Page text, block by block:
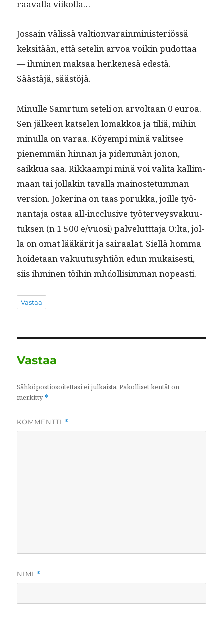
raaval­la viikolla…
Jos­sain välis­sä val­tion­va­rain­min­is­ter­iössä
kek­sitään, että setelin arvoa voikin pudot­taa
— ihmi­nen mak­saa henke­nesä edestä.
Säästäjä, säästöjä.
Min­ulle Sam­r­tum seteli on arvoltaan 0 euroa.
Sen jäl­keen kat­se­len lomakkoa ja tiliä, mihin
min­ul­la on varaa. Köyem­pi minä val­it­see
pienem­män hin­nan ja pidem­män jonon,
saikkua saa. Rikkaampi minä voi vali­ta kallim­
maan tai jol­lakin taval­la main­os­te­tum­man
ver­sion. Jok­e­ri­na on taas poruk­ka, joille työ­
nan­ta­ja ostaa all-inc­clu­sive työter­veysvaku­u­
tuk­sen (n 1 500 e/vuosi) palve­lutt­ta­ja O:lta, jol­
la on omat lääkärit ja sairaalat. Siel­lä hom­ma
hoide­taan vaku­u­tusy­htiön edun mukaises­ti,
siis ihmi­nen töi­hin mhdol­lisim­man nopeasti.
Vastaa
Vastaa
Sähköpostiosoitettasi ei julkaista. Pakolliset kentät on
merkitty*
KOMMENTTI *
NIMI *